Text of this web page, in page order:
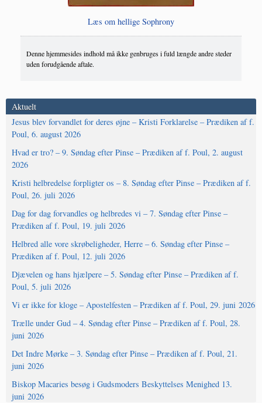
Læs om hel­li­ge Sophrony
Denne hjemmesides indhold må ikke genbruges i fuld længde andre steder
uden forudgående aftale.
Aktuelt
Jesus blev forvandlet for deres øjne – Kristi Forklarelse – Prædiken af f.
Poul, 6. august 2026
Hvad er tro? – 9. Søndag efter Pinse – Prædiken af f. Poul, 2. august
2026
Kristi helbredelse forpligter os – 8. Søndag efter Pinse – Prædiken af f.
Poul, 26. juli 2026
Dag for dag forvandles og helbredes vi – 7. Søndag efter Pinse –
Prædiken af f. Poul, 19. juli 2026
Helbred alle vore skrøbeligheder, Herre – 6. Søndag efter Pinse –
Prædiken af f. Poul, 12. juli 2026
Djævelen og hans hjælpere – 5. Søndag efter Pinse – Prædiken af f.
Poul, 5. juli 2026
Vi er ikke for kloge – Apostelfesten – Prædiken af f. Poul, 29. juni 2026
Trælle under Gud – 4. Søndag efter Pinse – Prædiken af f. Poul, 28.
juni 2026
Det Indre Mørke – 3. Søndag efter Pinse – Prædiken af f. Poul, 21.
juni 2026
Biskop Macaries besøg i Gudsmoders Beskyttelses Menighed 13.
juni 2026